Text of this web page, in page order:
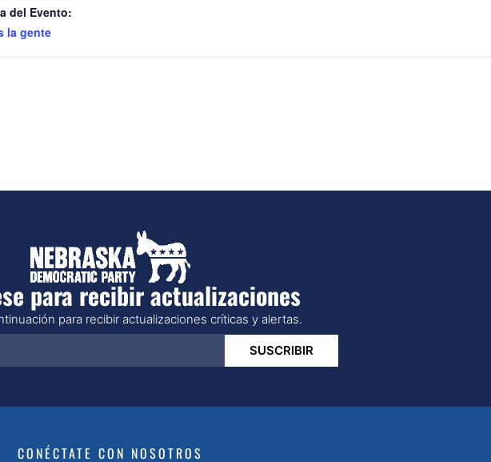
del Evento:
la gente
para recibir actualizaciones
para recibir actualizaciones críticas y alertas.
SUSCRIBIR
CONÉCTATE CON NOSOTROS